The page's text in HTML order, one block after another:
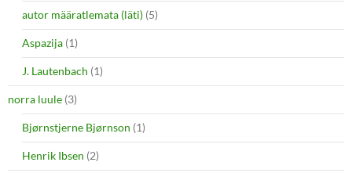
autor määratlemata (läti) (5)
Aspazija (1)
J. Lautenbach (1)
norra luule (3)
Bjørnstjerne Bjørnson (1)
Henrik Ibsen (2)